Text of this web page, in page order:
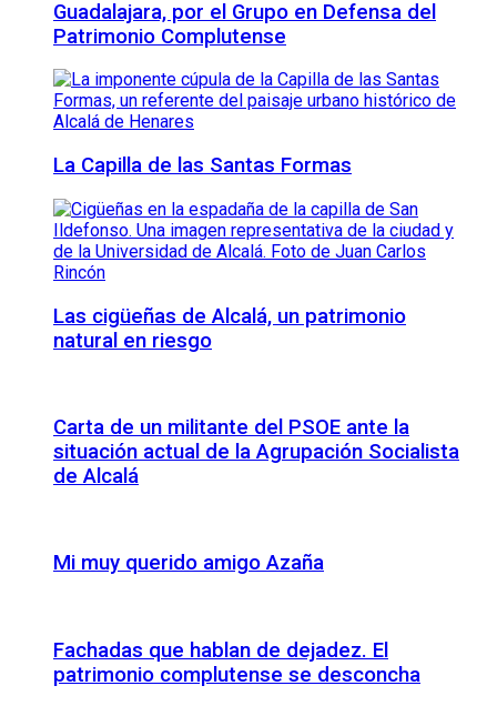
Guadalajara, por el Grupo en Defensa del
Patrimonio Complutense
La Capilla de las Santas Formas
Las cigüeñas de Alcalá, un patrimonio
natural en riesgo
Carta de un militante del PSOE ante la
situación actual de la Agrupación Socialista
de Alcalá
Mi muy querido amigo Azaña
Fachadas que hablan de dejadez. El
patrimonio complutense se desconcha